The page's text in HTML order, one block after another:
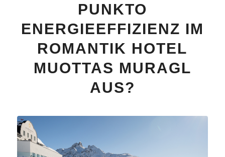
PUNKTO
ENERGIEEFFIZIENZ IM
ROMANTIK HOTEL
MUOTTAS MURAGL
AUS?